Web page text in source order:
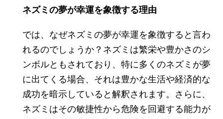
ネズミの夢が幸運を象徴する理由
では、なぜネズミの夢が幸運を象徴すると言わ
れるのでしょうか？ネズミは繁栄や豊かさのシ
ンボルともされており、特に多くのネズミが夢
に出てくる場合、それは豊かな生活や経済的な
成功を暗示していると解釈されます。さらに、
ネズミはその敏捷性から危険を回避する能力が